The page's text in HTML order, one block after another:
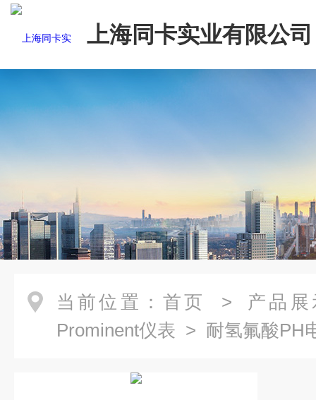
上海同卡实业有限公司
当前位置： 首页 > 产品展
Prominent仪表 > 耐氢氟酸PH